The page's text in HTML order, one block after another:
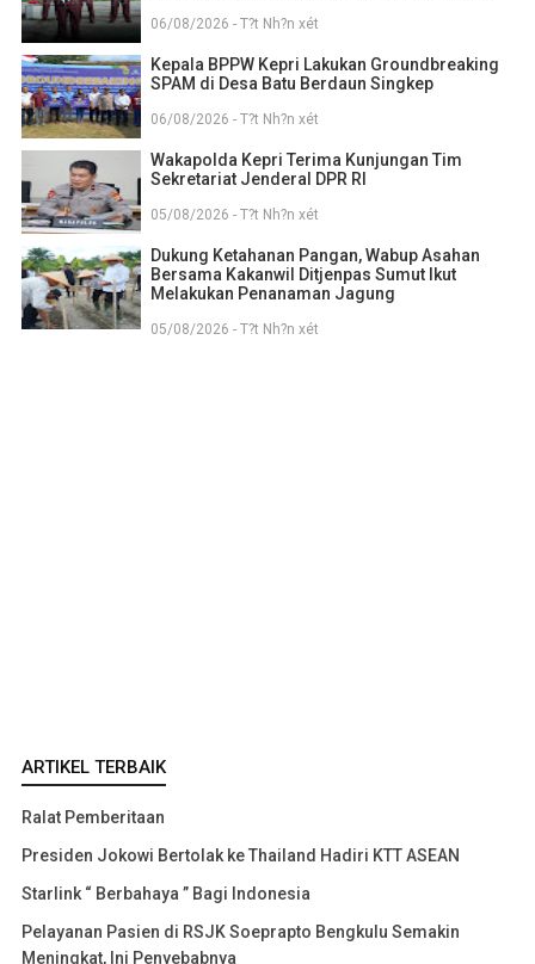
06/08/2026 - T?t Nh?n xét
Kepala BPPW Kepri Lakukan Groundbreaking
SPAM di Desa Batu Berdaun Singkep
06/08/2026 - T?t Nh?n xét
Wakapolda Kepri Terima Kunjungan Tim
Sekretariat Jenderal DPR RI
05/08/2026 - T?t Nh?n xét
Dukung Ketahanan Pangan, Wabup Asahan
Bersama Kakanwil Ditjenpas Sumut Ikut
Melakukan Penanaman Jagung
05/08/2026 - T?t Nh?n xét
ARTIKEL TERBAIK
Ralat Pemberitaan
Presiden Jokowi Bertolak ke Thailand Hadiri KTT ASEAN
Starlink “ Berbahaya ” Bagi Indonesia
Pelayanan Pasien di RSJK Soeprapto Bengkulu Semakin
Meningkat, Ini Penyebabnya